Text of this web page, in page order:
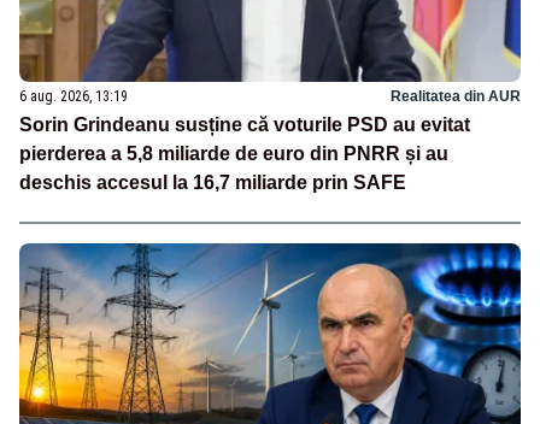
6 aug. 2026, 13:19 Realitatea din AUR
Sorin Grindeanu susține că voturile PSD au evitat
pierderea a 5,8 miliarde de euro din PNRR și au
deschis accesul la 16,7 miliarde prin SAFE